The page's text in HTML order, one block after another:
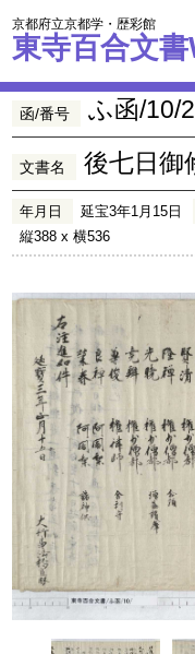
京都府立京都学・歴彩館
東寺百合文
函/番号 ふ函/10/
文書名 後七日御
年月日 延宝3年1月15日
縦388 x 横536